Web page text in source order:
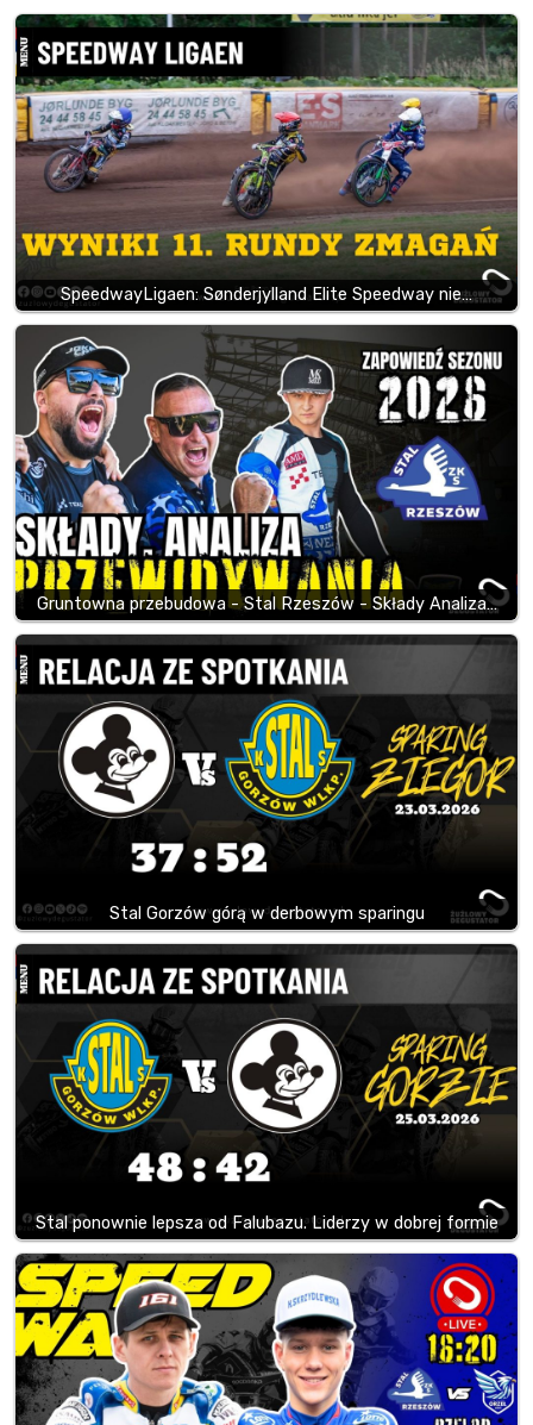
SpeedwayLigaen: Sønderjylland Elite Speedway nie…
Gruntowna przebudowa - Stal Rzeszów - Składy Analiza…
Stal Gorzów górą w derbowym sparingu
Stal ponownie lepsza od Falubazu. Liderzy w dobrej formie